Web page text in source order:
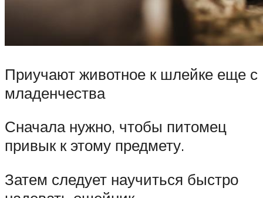
Приучают животное к шлейке еще с
младенчества
Сначала нужно, чтобы питомец
привык к этому предмету.
Затем следует научиться быстро